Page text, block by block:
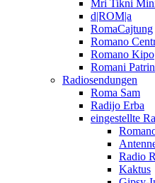
Mri Tikni
d|ROM|a
RomaCajtung
Romano
Romano Kipo
Romani Patrin
Radiosendungen
Roma Sam
Radijo Erba
eingestellte
Radio
Kaktus